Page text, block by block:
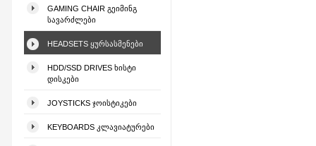
GAMING CHAIR ᲒᲔᲘᲛᲘᲜᲒ
ᲡᲐᲕᲐᲠᲫᲚᲔᲑᲘ
HEADSETS ᲧᲣᲠᲡᲐᲡᲛᲔᲜᲔᲑᲘ
HDD/SSD DRIVES ᲮᲘᲡᲢᲘ
ᲓᲘᲡᲙᲔᲑᲘ
JOYSTICKS ᲯᲝᲘᲡᲢᲘᲙᲔᲑᲘ
KEYBOARDS ᲙᲚᲐᲕᲘᲐᲢᲣᲠᲔᲑᲘ